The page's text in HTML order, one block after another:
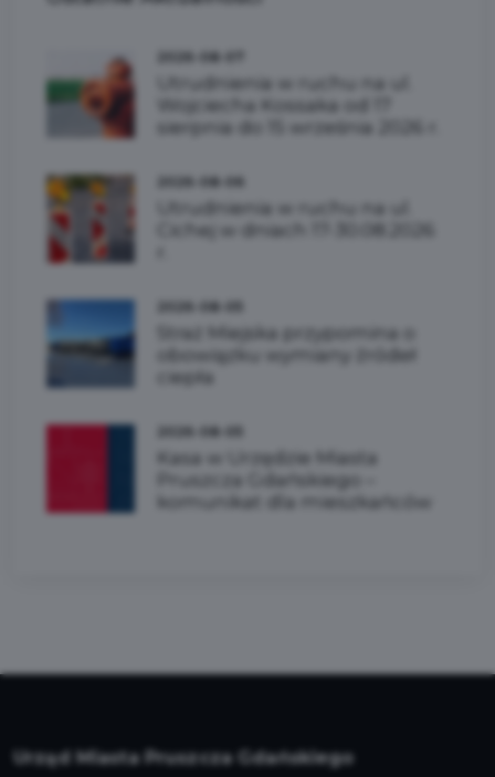
Utrudnienia w ruchu na ul.
Wojciecha Kossaka od 17
sierpnia do 15 września 2026 r.
Utrudnienia w ruchu na ul.
Cichej w dniach 17-30.08.2026
Straż Miejska przypomina o
obowiązku wymiany źródeł
ciepła
Kasa w Urzędzie Miasta
Pruszcza Gdańskiego –
komunikat dla mieszkańców
Urząd Miasta Pruszcza Gdańskiego